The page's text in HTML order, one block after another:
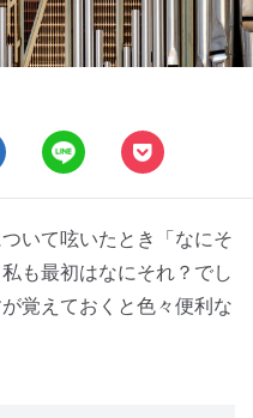
いて呟いたとき「なにそ
も最初はなにそれ？でし
覚えておくと色々便利な